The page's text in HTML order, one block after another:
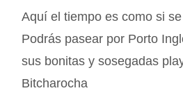
Aquí el tiempo es como si
Podrás pasear por Porto
sus bonitas y sosegadas
Bitcharocha